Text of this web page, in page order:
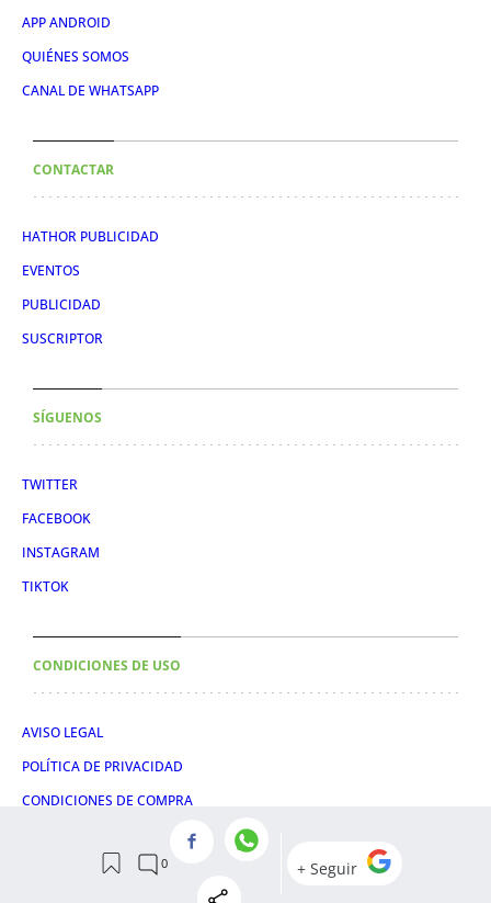
APP ANDROID
QUIÉNES SOMOS
CANAL DE WHATSAPP
CONTACTAR
HATHOR PUBLICIDAD
EVENTOS
PUBLICIDAD
SUSCRIPTOR
SÍGUENOS
TWITTER
FACEBOOK
INSTAGRAM
TIKTOK
CONDICIONES DE USO
AVISO LEGAL
POLÍTICA DE PRIVACIDAD
CONDICIONES DE COMPRA